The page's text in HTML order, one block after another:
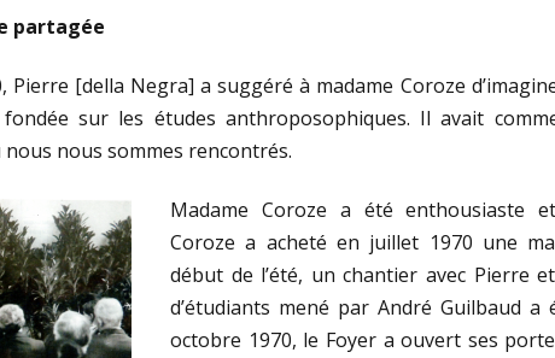
partagée
Pierre [della Negra] a suggéré à madame Coroze
sur les études anthroposophiques. Il avait
nous sommes rencontrés.
Madame Coroze a été enthousiaste
Coroze a acheté en juillet 1970 une
début de l’été, un chantier avec Pierre
d’étudiants mené par André Guilbaud a
octobre 1970, le Foyer a ouvert ses